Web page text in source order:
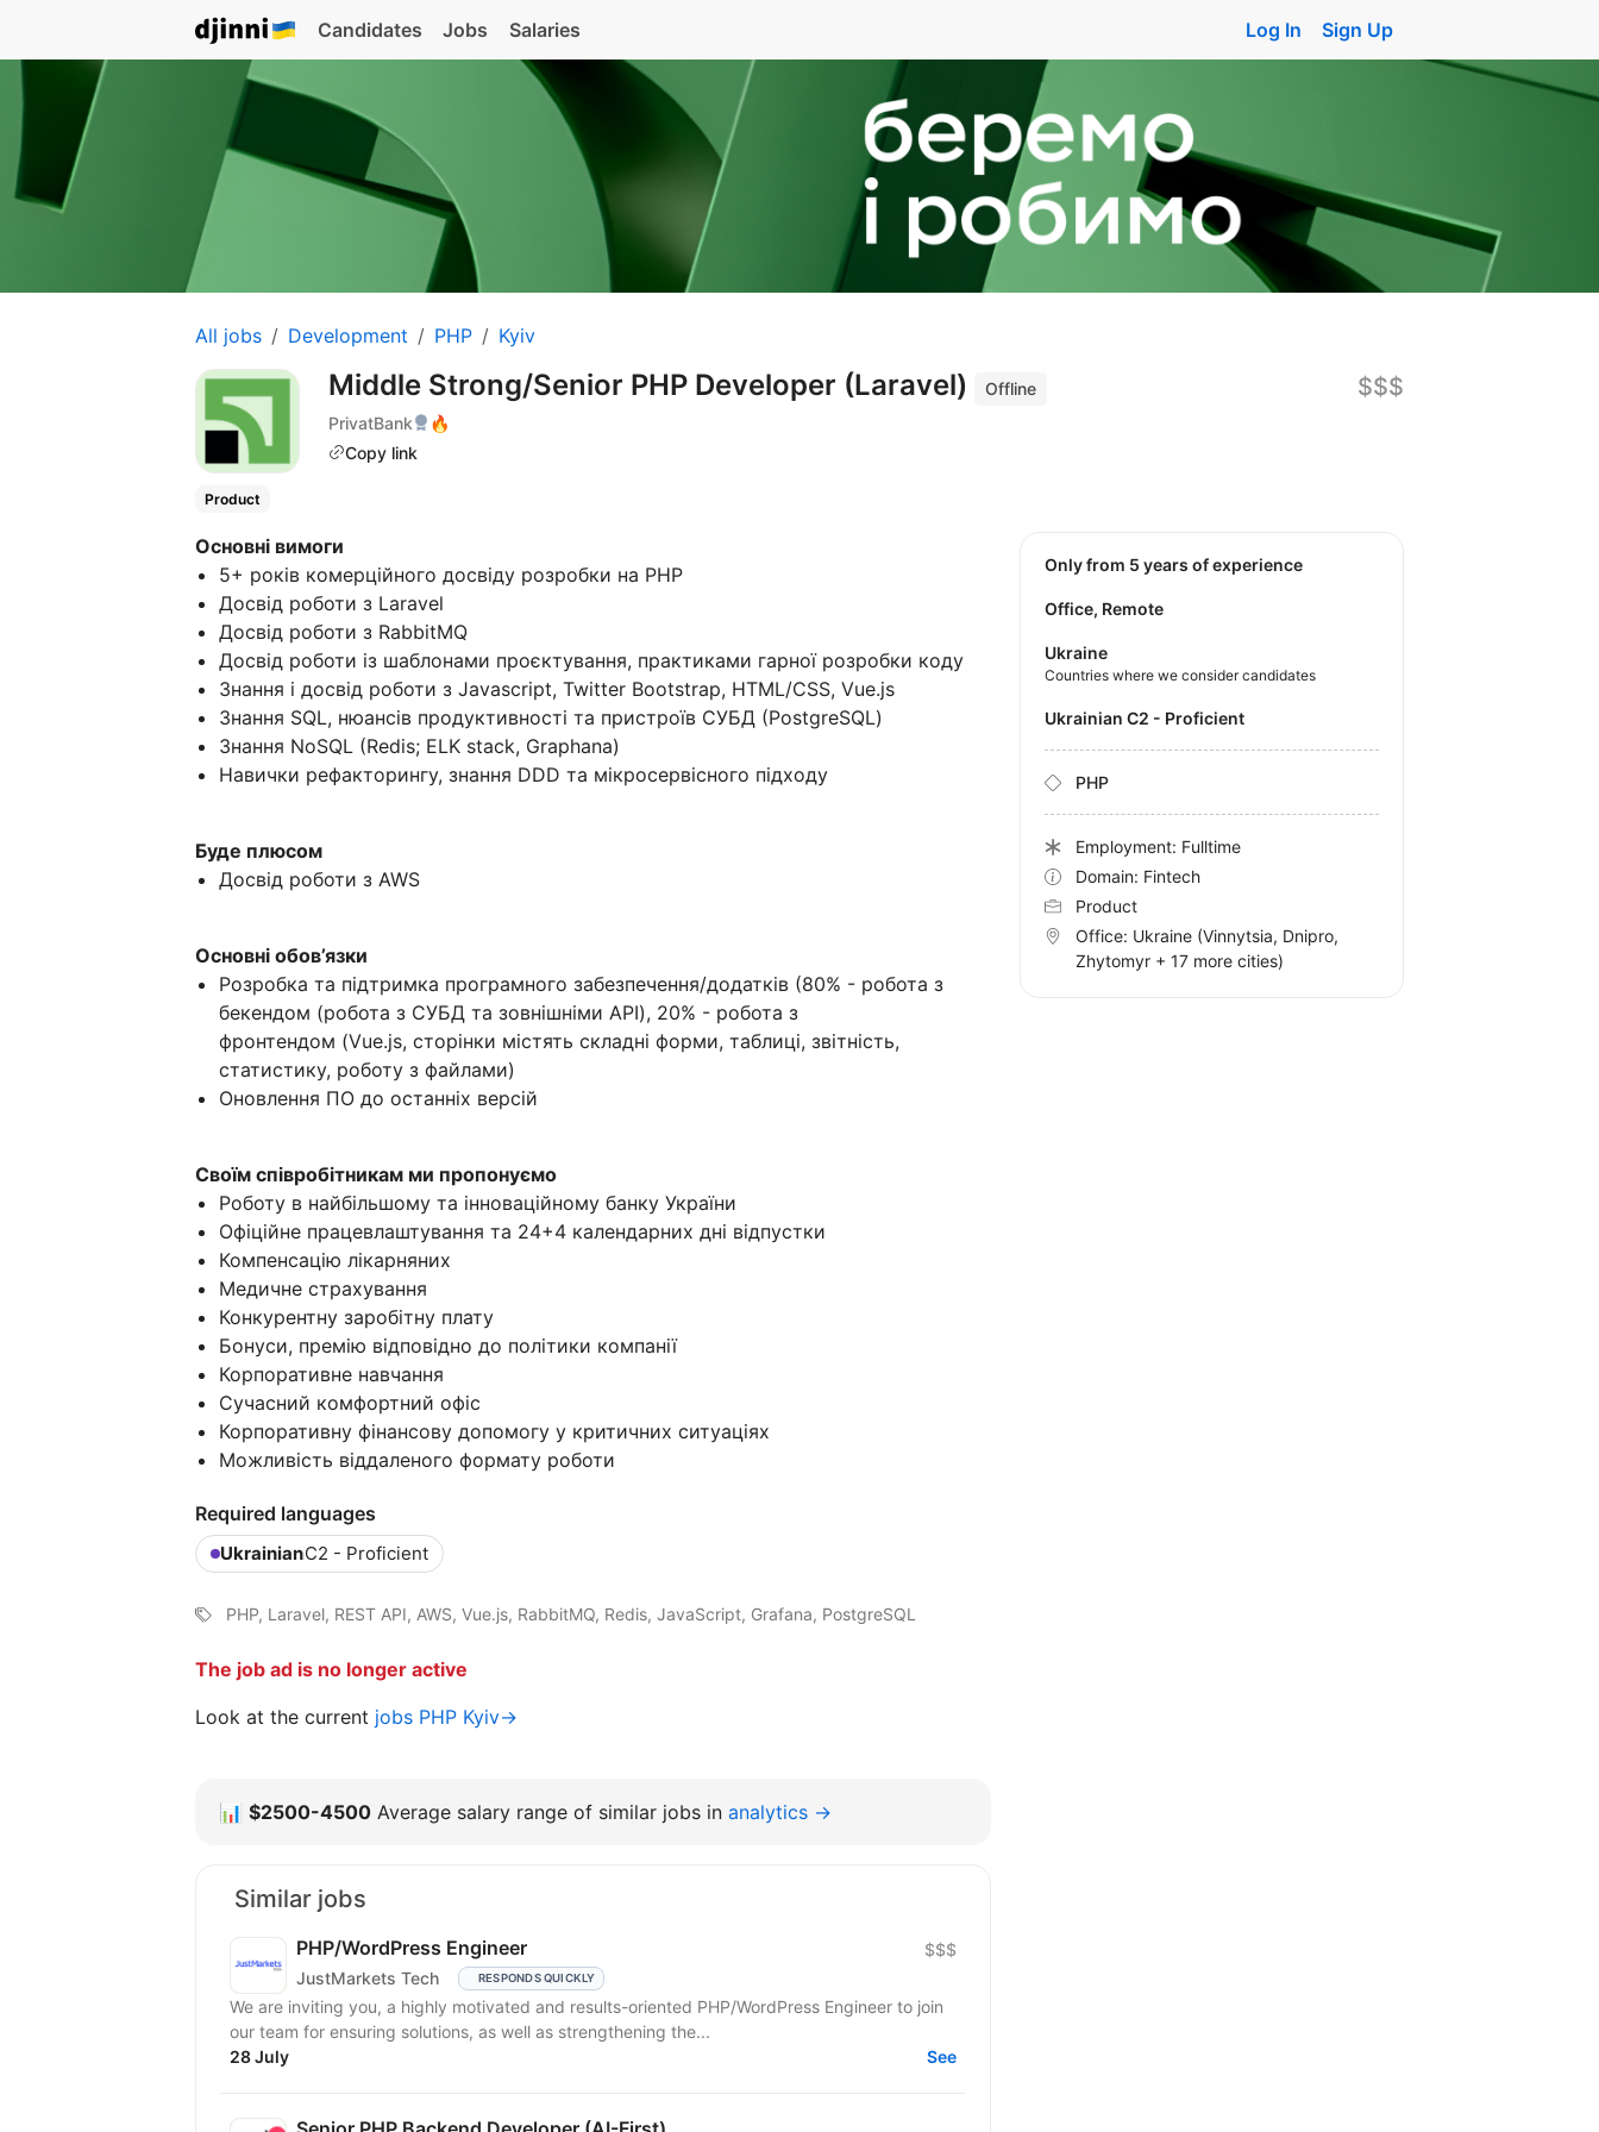
Candidates Jobs Salaries Log In Sign Up
All jobs Development PHP Kyiv
Middle Strong/Senior PHP Developer (Laravel)
Offline
PrivatBank
🔥
Copy link
$$$
Product
Основні вимоги
5+ років комерційного досвіду розробки на РНР
Досвід роботи з Laravel
Досвід роботи з RabbitMQ
Досвід роботи із шаблонами проєктування, практиками гарної розробки коду
Знання і досвід роботи з Javascript, Twitter Bootstrap, HTML/CSS, Vue.js
Знання SQL, нюансів продуктивності та пристроїв СУБД (PostgreSQL)
Знання NoSQL (Redis; ELK stack, Graphana)
Навички рефакторингу, знання DDD та мікросервісного підходу
Буде плюсом
Досвід роботи з AWS
Основні обов’язки
Розробка та підтримка програмного забезпечення/додатків (80% - робота з
бекендом (робота з СУБД та зовнішніми API), 20% - робота з
фронтендом (Vue.js, сторінки містять складні форми, таблиці, звітність,
статистику, роботу з файлами)
Оновлення ПО до останніх версій
Своїм співробітникам ми пропонуємо
Роботу в найбільшому та інноваційному банку України
Офіційне працевлаштування та 24+4 календарних дні відпустки
Компенсацію лікарняних
Медичне страхування
Конкурентну заробітну плату
Бонуси, премію відповідно до політики компанії
Корпоративне навчання
Сучасний комфортний офіс
Корпоративну фінансову допомогу у критичних ситуаціях
Можливість віддаленого формату роботи
Required languages
UkrainianC2 - Proficient
PHP, Laravel, REST API, AWS, Vue.js, RabbitMQ, Redis, JavaScript, Grafana, PostgreSQL
The job ad is no longer active
Look at the current jobs PHP Kyiv→
Only from 5 years of experience
Office, Remote
Ukraine
Countries where we consider candidates
Ukrainian C2 - Proficient
PHP
Employment: Fulltime
Domain: Fintech
Product
Office: Ukraine (Vinnytsia, Dnipro,
Zhytomyr + 17 more cities)
📊 $2500-4500 Average salary range of similar jobs in analytics →
Similar jobs
PHP/WordPress Engineer
JustMarkets Tech RESPONDS QUICKLY
$$$
We are inviting you, a highly motivated and results-oriented PHP/WordPress Engineer to join
our team for ensuring solutions, as well as strengthening the...
28 July
See